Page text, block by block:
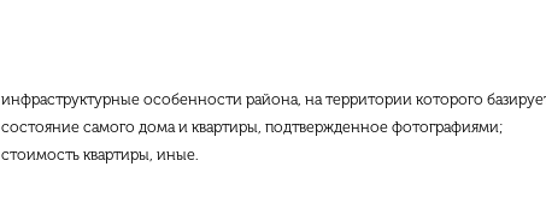
инфраструктурные особенности района, на территории которого
состояние самого дома и квартиры, подтвержденное фотографиями;
стоимость квартиры, иные.